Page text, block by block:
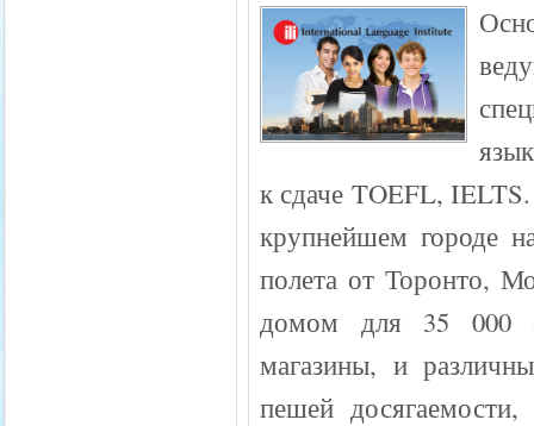
к сдаче TOEFL,
крупнейшем городе
полета от Торонто,
домом для 35 000
магазины, и
пешей